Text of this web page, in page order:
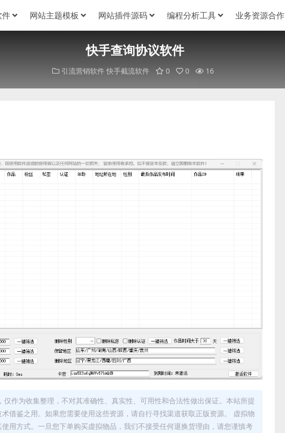
件 网站主题模板 网站插件源码 编程分析工具 业务资源合作
快手查询协议软件
引流营销软件 快手截流软件 0 0 16
作为收集整理，不对其准确性、真实性、可用性和合法性做出保证。本站所提
借鉴之用。如果您需要使用这些资源，请自行寻找渠道获取正版资源。 虚拟物
用方式。一旦您下单购买虚拟物品，我们不接受任何退换货理由，请您谨慎考